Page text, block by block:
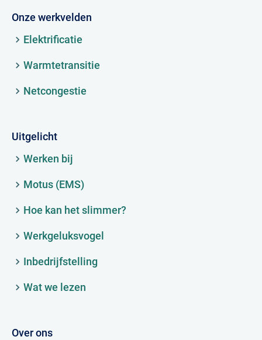
Onze werkvelden
Elektrificatie
Warmtetransitie
Netcongestie
Uitgelicht
Werken bij
Motus (EMS)
Hoe kan het slimmer?
Werkgeluksvogel
Inbedrijfstelling
Wat we lezen
Over ons